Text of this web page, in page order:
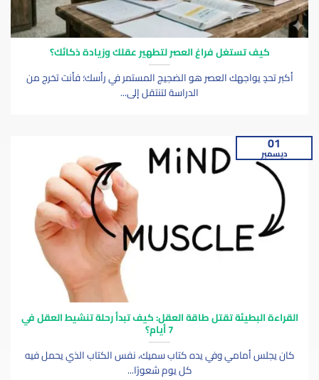
كيف تستغل فراغ العصر لتطهير عقلك وزيادة ذكائك؟
أكبر تحدٍ يواجهك العصر هو الضجيج المستمر في رأسك؛ فأنت تخرج من
الدراسة لتنتقل إلى...
القراءة البطيئة تقتل طاقة العقل: كيف تبدأ رحلة تنشيط العقل في
7 أيام؟
كان يجلس أمامي وفي يده كتاب سميك، نفس الكتاب الذي يحمل فيه
كل يوم شعورًا...
01
ديسمبر